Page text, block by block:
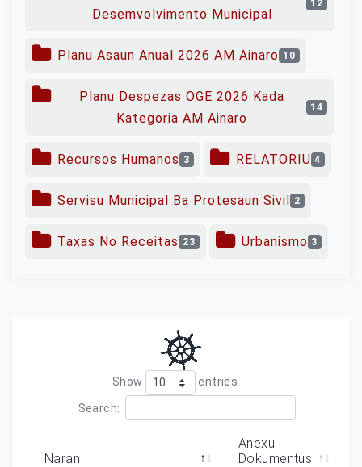
Desemvolvimento Municipal
12
Planu Asaun Anual 2026 AM Ainaro 10
Planu Despezas OGE 2026 Kada
Kategoria AM Ainaro
14
Recursos Humanos 3 RELATORIU 4
Servisu Municipal Ba Protesaun Sivil 2
Taxas No Receitas 23 Urbanismo 3
Show entries
Search:
Naran
Anexu
Dokumentus